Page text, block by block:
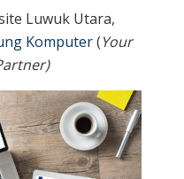
Luwuk Utara,
Komputer(Your